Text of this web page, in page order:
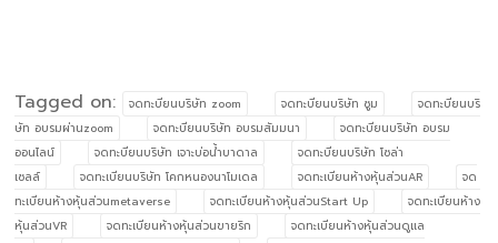
Tagged on: จดทะบียนบริษัท zoom จดทะบียนบริษัท ซูม
จดทะบียนบริ
ษัท อบรมผ่านzoom
จดทะบียนบริษัท อบรมสัมมนา
จดทะบียนบริษัท อบรม
ออนไลน์
จดทะบียนบริษัท เจาะบ่อน้ำบาดาล
จดทะบียนบริษัท โซล่า
เซลล์
จดทะเบียนบริษัท โคกหนองนาโมเดล จดทะเบียนห้างหุ้นส่วนAR
จด
ทะเบียนห้างหุ้นส่วนmetaverse
จดทะเบียนห้างหุ้นส่วนStart Up
จดทะเบียนห้าง
หุ้นส่วนVR
จดทะเบียนห้างหุ้นส่วนขายริก
จดทะเบียนห้างหุ้นส่วนดูแล